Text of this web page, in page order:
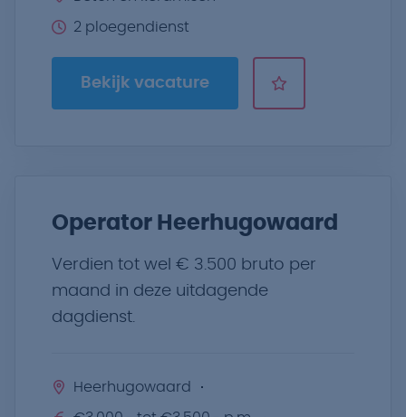
2 ploegendienst
Bekijk vacature
Operator Heerhugowaard
Verdien tot wel € 3.500 bruto per
maand in deze uitdagende
dagdienst.
Heerhugowaard